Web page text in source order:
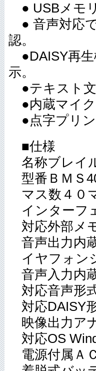
● USBメモ
● 音声対応
認。
●DAISY再生
示。
●テキスト
●内蔵マイ
●点字プリン
■仕様
名称ブレイ
型番ＢＭＳ
マス数４０
インターフ
対応外部メ
音声出力内
イヤフォン
音声入力内
対応音声形
対応DAISY
映像出力ア
対応OS
電源付属Ａ